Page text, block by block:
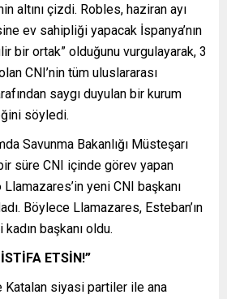
altını çizdi. Robles, haziran ayı
ev sahipliği yapacak İspanya’nın
bir ortak” olduğunu vurgulayarak, 3
CNI’nin tüm uluslararası
saygı duyulan bir kurum
söyledi.
Savunma Bakanlığı Müsteşarı
süre CNI içinde görev yapan
yeni CNI başkanı
Böylece Llamazares, Esteban’ın
kadın başkanı oldu.
ETSİN!”
Katalan siyasi partiler ile ana